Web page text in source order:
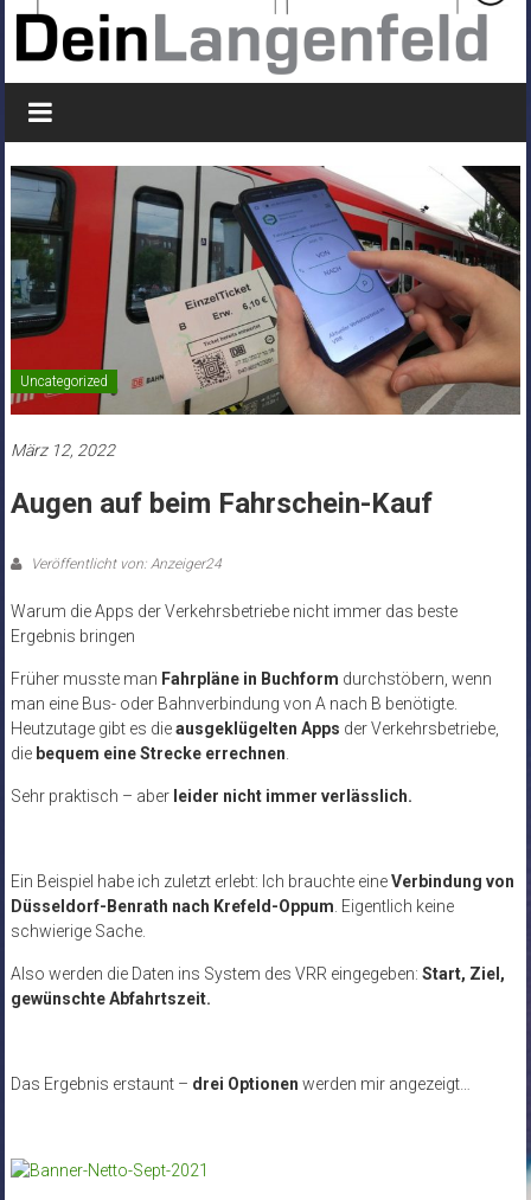
Uncategorized
März 12, 2022
Augen auf beim Fahrschein-Kauf
Veröffentlicht von: Anzeiger24
Warum die Apps der Verkehrsbetriebe nicht immer das beste
Ergebnis bringen
Früher musste man Fahrpläne in Buchform durchstöbern, wenn
man eine Bus- oder Bahnverbindung von A nach B benötigte.
Heutzutage gibt es dieausgeklügelten Apps der Verkehrsbetriebe,
die bequem eine Strecke errechnen.
Sehr praktisch – aber leider nicht immer verlässlich.
Ein Beispiel habe ich zuletzt erlebt: Ich brauchte eineVerbindung von
Düsseldorf-Benrath nach Krefeld-Oppum. Eigentlich keine
schwierige Sache.
Also werden die Daten ins System des VRR eingegeben: Start, Ziel,
gewünschte Abfahrtszeit.
Das Ergebnis erstaunt – drei Optionen werden mir angezeigt…